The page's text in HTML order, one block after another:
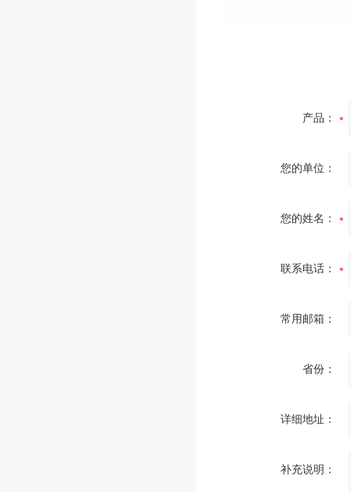
产品：
您的单位：
您的姓名：
联系电话：
常用邮箱：
省份：
详细地址：
补充说明：